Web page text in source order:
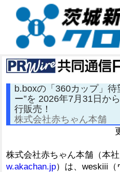
b.boxの「360カップ」待
ー”を 2026年7月31日か
行販売！
株式会社赤ちゃん本舗
株式会社赤ちゃん本舗（本
w.akachan.jp）は、weskiii